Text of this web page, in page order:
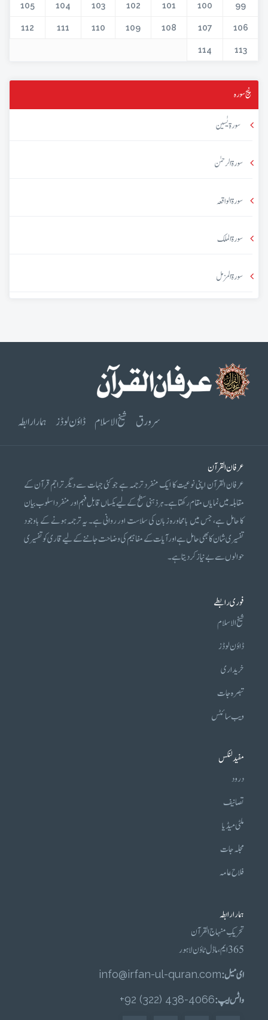
99
100
101
102
103
104
105
106
107
108
109
110
111
112
113
114
پنج سورہ
سورۃ یٰسین
سورۃ الرحمٰن
سورۃ الواقعہ
سورۃ الملک
سورۃ المزمل
سرورق شیخ الاسلام ڈاؤن لوڈز ہمارا رابطہ
عرفان القرآن
عرفان القرآن اپنی نوعیت کا ایک منفرد ترجمہ ہے جو کئی جہات سے دیگر تراجم قرآن کے
مقابلہ میں نمایاں مقام رکھتا ہے۔ ہر ذہنی سطح کے لیے یکساں قابل فہم اور منفرد اسلوب بیان
کا حامل ہے، جس میں بامحاورہ زبان کی سلاست اور روانی ہے۔ یہ ترجمہ ہونے کے باوجود
تفسیری شان کا بھی حامل ہے اور آیات کے مفاہیم کی وضاحت جاننے کے لیے قاری کو تفسیری
حوالوں سے بے نیاز کر دیتا ہے۔
فوری رابطے
شیخ الاسلام
ڈاؤن لوڈز
خریداری
تبصرہ جات
ویب سائٹس
مفید لنکس
درود
تصانیف
ملٹی میڈیا
مجلہ جات
فلاح عامہ
ہمارا رابطہ
تحریکِ منہاج القرآن
365 ایم، ماڈل ٹاؤن لاہور
ای میل :info@irfan-ul-quran.com
واٹس ایپ :4066-438 (322) 92+